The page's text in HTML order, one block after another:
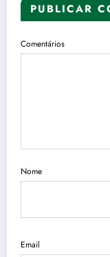
PUBLICAR
Comentários
Nome
Email